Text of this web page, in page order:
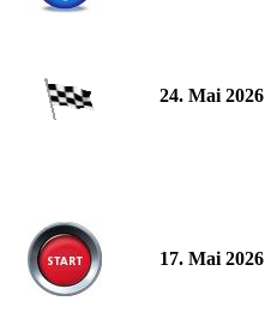
24. Mai 2026
17. Mai 2026